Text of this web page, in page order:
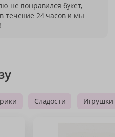
не понравился букет,
течение 24 часов и мы
Сладости Игрушки